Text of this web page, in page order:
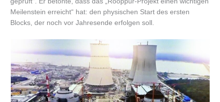
Meilenstein erreicht“ hat: den physischen Start des ersten
Blocks, der noch vor Jahresende erfolgen soll.